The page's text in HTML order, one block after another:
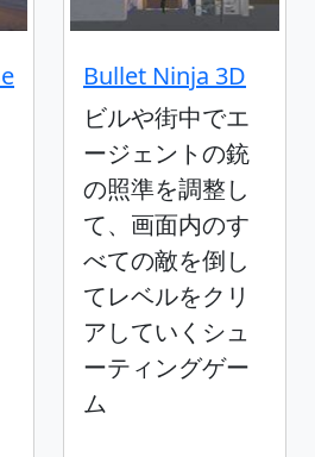
Bullet Ninja 3D
ビルや街中でエ
ージェントの銃
の照準を調整し
て、画面内のす
べての敵を倒し
てレベルをクリ
アしていくシュ
ーティングゲー
ム